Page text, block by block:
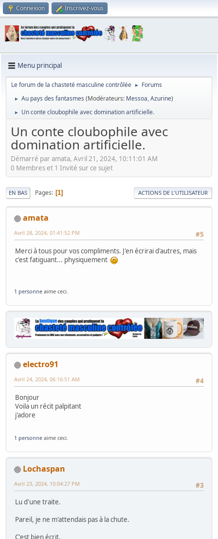
Connexion Inscrivez-vous
Menu principal
Le forum de la chasteté masculine contrôlée ► Forums
► Au pays des fantasmes (Modérateurs: Messoa,Azurine)
► Un conte cloubophile avec domination artificielle.
Un conte cloubophile avec
domination artificielle.
Démarré par amata, Avril 21, 2024, 10:11:01 AM
0 Membres et 1 Invité sur ce sujet
EN BAS Pages 1 ACTIONS DE L'UTILISATEUR
amata
#5
Avril 28, 2024, 01:41:52 PM
Merci à tous pour vos compliments. J'en écrirai d'autres, mais
c'est fatiguant... physiquement
1 personne aime ceci.
electro91
#4
Avril 24, 2024, 06:16:51 AM
Bonjour
Voila un récit palpitant
j'adore
1 personne aime ceci.
Lochaspan
#3
Avril 23, 2024, 10:04:27 PM
Lu d'une traite.
Pareil, je ne m'attendais pas à la chute.
C'est bien écrit.